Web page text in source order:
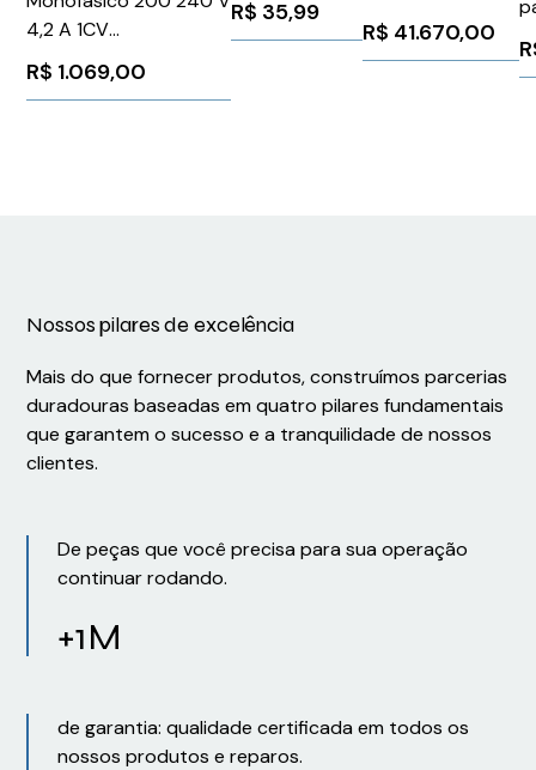
4,2 A 1CV
CFW300A04P2S2NB20
WEG Weg 13059321
R$ 1.069,00
Siemens
R$ 35,99
480V 136A 90Kw
Sinamics G120C
R$ 41.670,00
Nossos pilares de excelência
Mais do que fornecer produtos, construímos parcerias
duradouras baseadas em quatro pilares fundamentais
que garantem o sucesso e a tranquilidade de nossos
clientes.
De peças que você precisa para sua operação
continuar rodando.
+1M
de garantia: qualidade certificada em todos os
nossos produtos e reparos.